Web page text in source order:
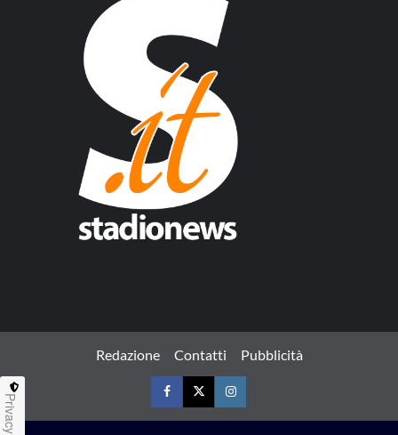
Redazione Contatti Pubblicità
FacebookTwitterInstagram
Privacy